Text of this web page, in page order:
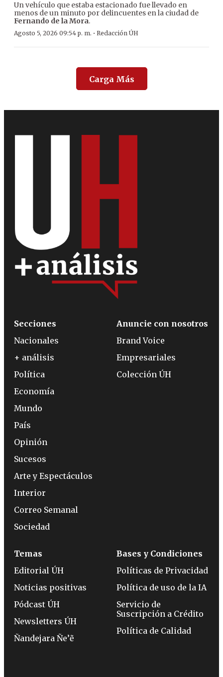
Un vehículo que estaba estacionado fue llevado en
menos de un minuto por delincuentes en la ciudad de
Fernando de la Mora.
Agosto 5, 2026 09:54 p. m. · Redacción ÚH
Carga Más
Secciones
Nacionales
+ análisis
Política
Economía
Mundo
País
Opinión
Sucesos
Arte y Espectáculos
Interior
Correo Semanal
Sociedad
Anuncie con nosotros
Brand Voice
Empresariales
Colección ÚH
Temas
Editorial ÚH
Noticias positivas
Pódcast ÚH
Newsletters ÚH
Ñandejara Ñe’ẽ
Bases y Condiciones
Políticas de Privacidad
Política de uso de la IA
Servicio de
Suscripción a Crédito
Política de Calidad